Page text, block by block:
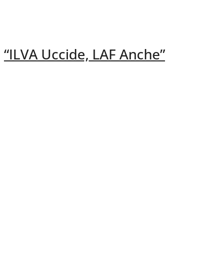
“ILVA Uccide, LAF Anche”